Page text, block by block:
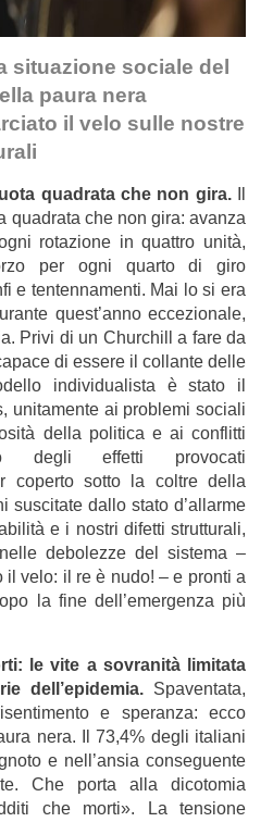
situazione sociale del
paura nera
il velo sulle nostre
quadrata che non gira.Il
quadrata che non gira: avanza
rotazione in quattro unità,
per ogni quarto di giro
e tentennamenti. Mai lo si era
quest’anno eccezionale,
Privi di un Churchill a fare da
di essere il collante delle
individualista è stato il
unitamente ai problemi sociali
della politica e ai conflitti
degli effetti provocati
coperto sotto la coltre della
suscitate dallo stato d’allarme
e i nostri difetti strutturali,
debolezze del sistema ‒
il velo: il re è nudo! ‒ e pronti a
la fine dell’emergenza più
le vite a sovranità limitata
dell’epidemia. Spaventata,
e speranza: ecco
nera. Il 73,4% degli italiani
e nell’ansia conseguente
Che porta alla dicotomia
che morti». La tensione